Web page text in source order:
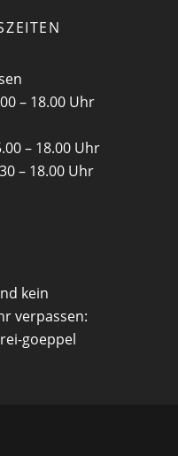
– 18.00 Uhr
– 18.00 Uhr
– 18.00 Uhr
kein
verpassen:
goeppel